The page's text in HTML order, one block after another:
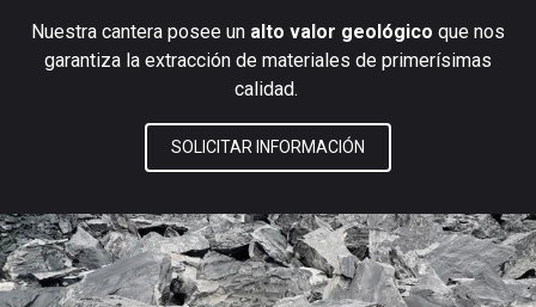
Nuestra cantera posee un alto valor geológico que nos
garantiza la extracción de materiales de primerísimas
calidad.
SOLICITAR INFORMACIÓN